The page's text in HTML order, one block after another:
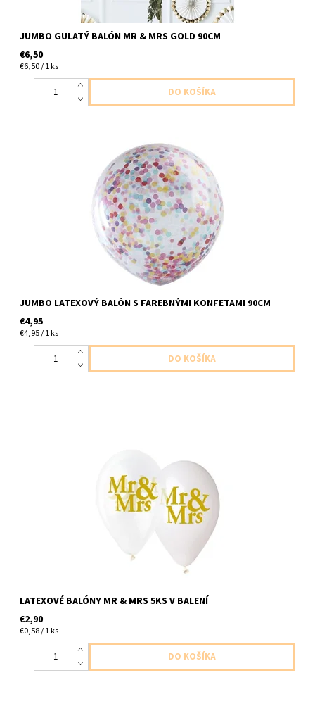
JUMBO GULATÝ BALÓN MR & MRS GOLD 90CM
€6,50
€6,50 / 1 ks
latexovy balon s konfetami 1ks v balení velkost cca 90cm, aby
boli konfety prilepene z nutra balona treba pouzit specialny gel
dodavame nenafukane
JUMBO LATEXOVÝ BALÓN S FAREBNÝMI KONFETAMI 90CM
€4,95
€4,95 / 1 ks
Latexové balóny s napisom pan a pani 5ks v balení 3ks biele a 2ks
cire velkost 30cm dodavame nenafukane
LATEXOVÉ BALÓNY MR & MRS 5KS V BALENÍ
€2,90
€0,58 / 1 ks